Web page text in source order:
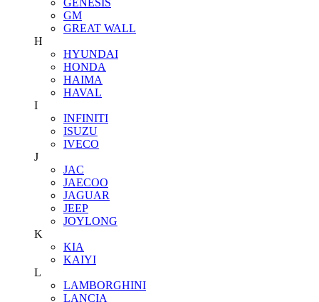
GM
GREAT WALL
H
HYUNDAI
HONDA
HAIMA
HAVAL
I
INFINITI
ISUZU
IVECO
J
JAC
JAECOO
JAGUAR
JEEP
JOYLONG
K
KIA
KAIYI
L
LAMBORGHINI
LANCIA